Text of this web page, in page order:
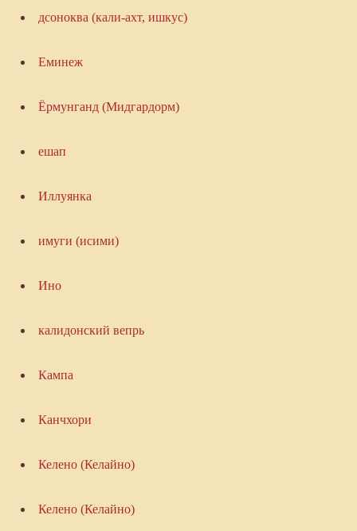
дсоноква (кали-ахт, ишкус)
Еминеж
Ёрмунганд (Мидгардорм)
ешап
Иллуянка
имуги (исими)
Ино
калидонский вепрь
Кампа
Канчхори
Келено (Келайно)
Келено (Келайно)